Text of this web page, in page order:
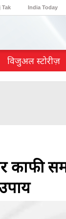
Tak India Today
विजुअल स्टोरीज़